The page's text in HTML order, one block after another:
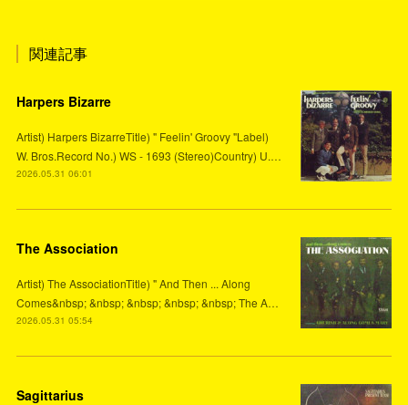
関連記事
Harpers Bizarre
Artist) Harpers BizarreTitle) " Feelin' Groovy "Label)
W. Bros.Record No.) WS - 1693 (Stereo)Country) U.…
2026.05.31 06:01
The Association
Artist) The AssociationTitle) " And Then ... Along
Comes&nbsp; &nbsp; &nbsp; &nbsp; &nbsp; The A…
2026.05.31 05:54
Sagittarius